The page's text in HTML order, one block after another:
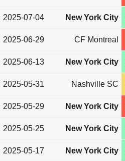
2025-07-04 New York City
2025-06-29 CF Montreal
2025-06-13 New York City
2025-05-31 Nashville SC
2025-05-29 New York City
2025-05-25 New York City
2025-05-17 New York City